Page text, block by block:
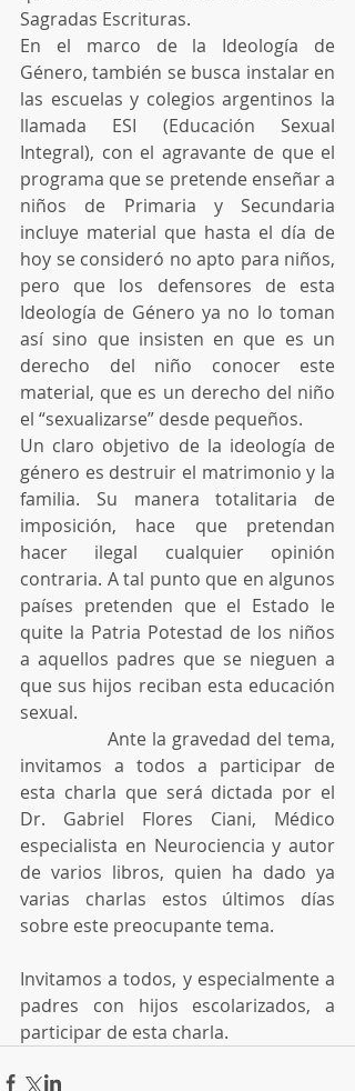
Sagradas Escrituras.
En el marco de la Ideología de
Género, también se busca instalar en
las escuelas y colegios argentinos la
llamada ESI (Educación Sexual
Integral), con el agravante de que el
programa que se pretende enseñar a
niños de Primaria y Secundaria
incluye material que hasta el día de
hoy se consideró no apto para niños,
pero que los defensores de esta
Ideología de Género ya no lo toman
así sino que insisten en que es un
derecho del niño conocer este
material, que es un derecho del niño
el “sexualizarse” desde pequeños.
Un claro objetivo de la ideología de
género es destruir el matrimonio y la
familia. Su manera totalitaria de
imposición, hace que pretendan
hacer ilegal cualquier opinión
contraria. A tal punto que en algunos
países pretenden que el Estado le
quite la Patria Potestad de los niños
a aquellos padres que se nieguen a
que sus hijos reciban esta educación
sexual.
                Ante la gravedad del tema,
invitamos a todos a participar de
esta charla que será dictada por el
Dr. Gabriel Flores Ciani, Médico
especialista en Neurociencia y autor
de varios libros, quien ha dado ya
varias charlas estos últimos días
sobre este preocupante tema.
Invitamos a todos, y especialmente a
padres con hijos escolarizados, a
participar de esta charla.